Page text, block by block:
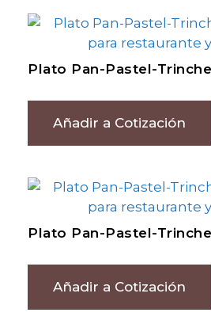
Plato Pan-Pastel-
Añadir a Cotización
Plato Pan-Pastel-
Añadir a Cotización